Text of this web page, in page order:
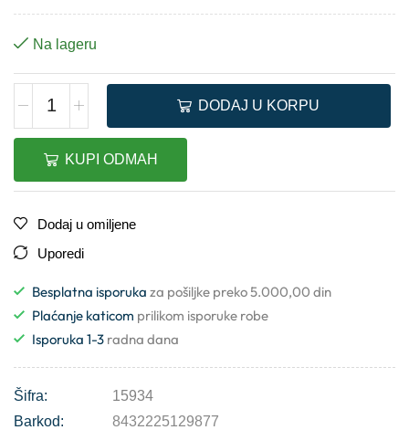
Na lageru
DODAJ U KORPU
KUPI ODMAH
Dodaj u omiljene
Uporedi
Besplatna isporuka za pošiljke preko 5.000,00 din
Plaćanje katicom prilikom isporuke robe
Isporuka 1-3 radna dana
Šifra:
15934
Barkod:
8432225129877